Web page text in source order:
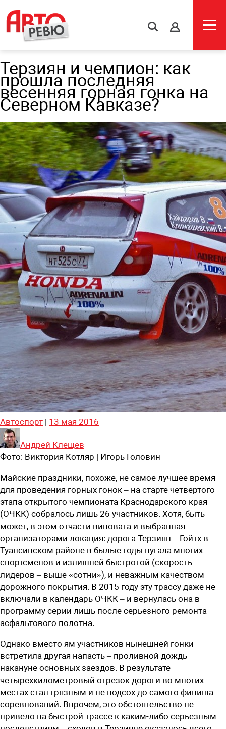
s
Терзиян и чемпион: как
прошла последняя
весенняя горная гонка на
Северном Кавказе?
Автоспорт | 13 мая 2016
Андрей Клещев
Фото: Виктория Котляр | Игорь Головин
Майские праздники, похоже, не самое лучшее время
для проведения горных гонок – на старте четвертого
этапа открытого чемпионата Краснодарского края
(ОЧКК) собралось лишь 26 участников. Хотя, быть
может, в этом отчасти виновата и выбранная
организаторами локация: дорога Терзиян – Гойтх в
Туапсинском районе в былые годы пугала многих
спортсменов и излишней быстротой (скорость
лидеров – выше «сотни»), и неважным качеством
дорожного покрытия. В 2015 году эту трассу даже не
включали в календарь ОЧКК – и вернулась она в
программу серии лишь после серьезного ремонта
асфальтового полотна.
Однако вместо ям участников нынешней гонки
встретила другая напасть – проливной дождь
накануне основных заездов. В результате
четырехкилометровый отрезок дороги во многих
местах стал грязным и не подсох до самого финиша
соревнований. Впрочем, это обстоятельство не
привело на быстрой трассе к каким-либо серьезным